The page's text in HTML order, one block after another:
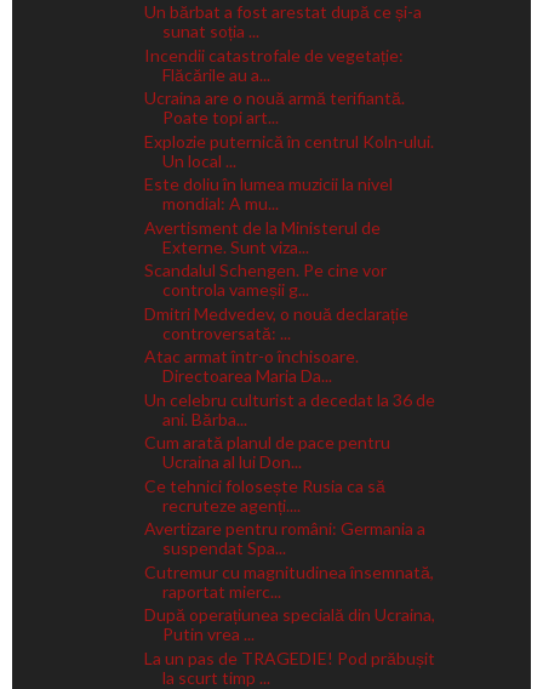
Un bărbat a fost arestat după ce și-a
sunat soția ...
Incendii catastrofale de vegetație:
Flăcările au a...
Ucraina are o nouă armă terifiantă.
Poate topi art...
Explozie puternică în centrul Koln-ului.
Un local ...
Este doliu în lumea muzicii la nivel
mondial: A mu...
Avertisment de la Ministerul de
Externe. Sunt viza...
Scandalul Schengen. Pe cine vor
controla vameșii g...
Dmitri Medvedev, o nouă declarație
controversată: ...
Atac armat într-o închisoare.
Directoarea Maria Da...
Un celebru culturist a decedat la 36 de
ani. Bărba...
Cum arată planul de pace pentru
Ucraina al lui Don...
Ce tehnici folosește Rusia ca să
recruteze agenți....
Avertizare pentru români: Germania a
suspendat Spa...
Cutremur cu magnitudinea însemnată,
raportat mierc...
După operațiunea specială din Ucraina,
Putin vrea ...
La un pas de TRAGEDIE! Pod prăbușit
la scurt timp ...